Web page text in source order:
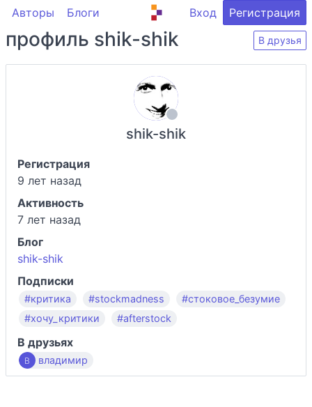
Авторы Блоги Вход Регистрация
профиль shik-shik В друзья
shik-shik
Регистрация
9 лет назад
Активность
7 лет назад
Блог
shik-shik
Подписки
#критика #stockmadness
#стоковое_безумие
#хочу_критики
#afterstock
В друзьях
владимир